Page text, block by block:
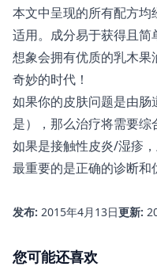
本文中呈现的所有配方
适用。成分易于获得且
想象会拥有优质的乳木
奇妙的时代！
如果你的皮肤问题是由
是），那么治疗将需要
如果是接触性皮炎/湿疹
最重要的是正确的诊断和
发布: 2015年4月13日更新:
您可能还喜欢